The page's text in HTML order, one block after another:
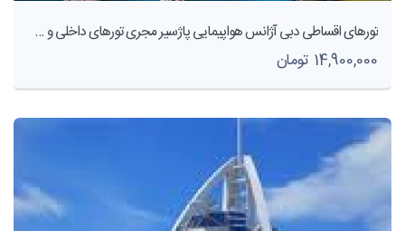
تورهای اقساطی دبی آژانس هواپیمایی پاژسیر مجری تورهای داخلی و خارجی اقساطی از مشهد
14,900,000 تومان